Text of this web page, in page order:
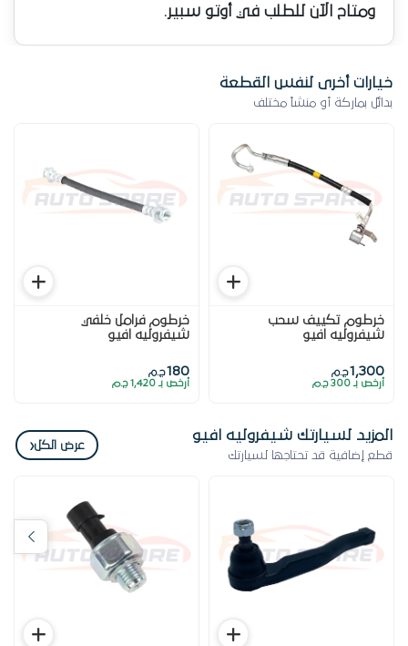
ومتاح الآن للطلب في أوتو سبير.
خيارات أخرى لنفس القطعة
بدائل بماركة أو منشأ مختلف
خرطوم تكييف سحب
شيفروليه افيو
1,300ج.م
أرخص بـ 300 ج.م
خرطوم فرامل خلفي
شيفروليه افيو
180ج.م
أرخص بـ 1,420 ج.م
المزيد لسيارتك شيفروليه افيو
قطع إضافية قد تحتاجها لسيارتك
عرض الكل‹